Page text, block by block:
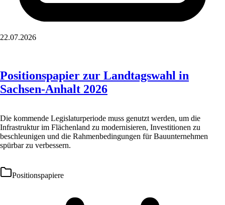
22.07.2026
Positionspapier zur Landtagswahl in
Sachsen-Anhalt 2026
Die kommende Legislaturperiode muss genutzt werden, um die
Infrastruktur im Flächenland zu modernisieren, Investitionen zu
beschleunigen und die Rahmenbedingungen für Bauunternehmen
spürbar zu verbessern.
Positionspapiere